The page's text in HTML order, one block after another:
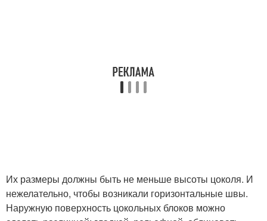
Их размеры должны быть не меньше высоты цоколя. И
нежелательно, чтобы возникали горизонтальные швы.
Наружную поверхность цокольных блоков можно